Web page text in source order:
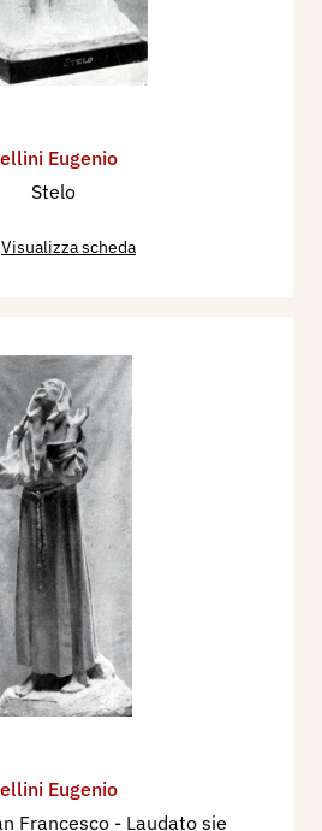
Eugenio
Stelo
Visualizza scheda
Eugenio
Francesco - Laudato sie